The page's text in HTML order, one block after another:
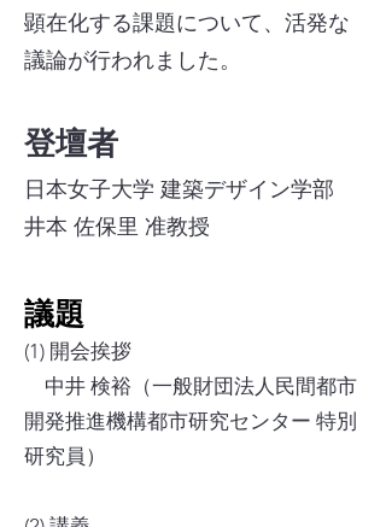
顕在化する課題について、活発な
議論が行われました。
登壇者
日本女子大学 建築デザイン学部
井本 佐保里 准教授
議題
(1) 開会挨拶
中井 検裕（一般財団法人民間都市
開発推進機構都市研究センター 特別
研究員）